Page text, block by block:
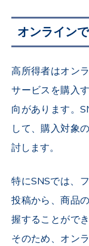
オンライン
高所得者はオン
サービスを購入
向があります。
して、購入対象
討します。
特にSNSでは、
投稿から、商品
握することがで
そのため、オン